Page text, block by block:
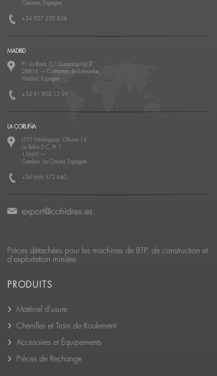
Cáceres, Espagne
+34 927 230 834
MADRID
P.I. La Raya, C/ Guadalquivir, 2
28816 — Camarma de Esteruelas
Madrid, Espagne
+34 91 802 12 91
LA CORUÑA
LT51 Workspace, Oficina 1A
La Telva 2 C, Pt. 1
15660 —
Cambre, La Coruña, Espagne
+34 666 572 640
export@cohidrex.es
Pièces détachées pour les machines de BTP, de construction et
d'exploitation minière.
PRODUITS
Matériel d'usure
Chenilles et Train de Roulement
Accesoires et Équipements
Pièces de Rechange